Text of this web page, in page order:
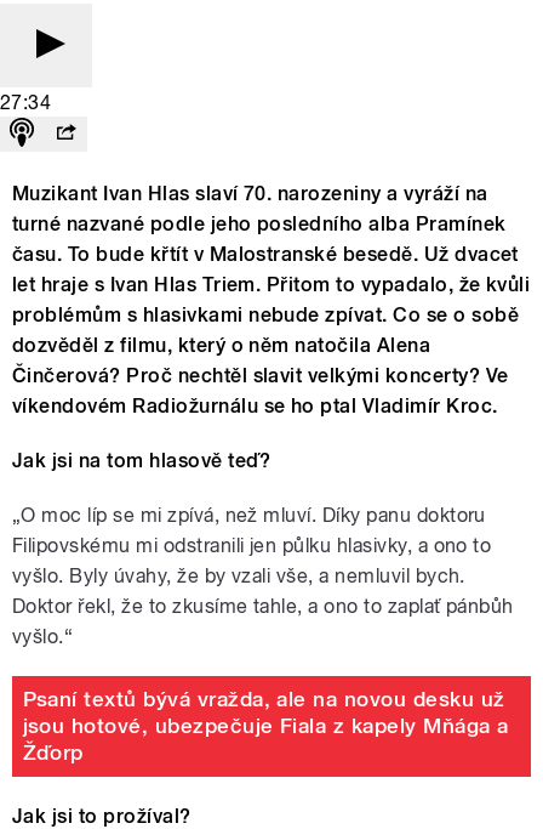
27:34
Muzikant Ivan Hlas slaví 70. narozeniny a vyráží na
turné nazvané podle jeho posledního alba Pramínek
času. To bude křtít v Malostranské besedě. Už dvacet
let hraje s Ivan Hlas Triem. Přitom to vypadalo, že kvůli
problémům s hlasivkami nebude zpívat. Co se o sobě
dozvěděl z filmu, který o něm natočila Alena
Činčerová? Proč nechtěl slavit velkými koncerty? Ve
víkendovém Radiožurnálu se ho ptal Vladimír Kroc.
Jak jsi na tom hlasově teď?
„O moc líp se mi zpívá, než mluví. Díky panu doktoru
Filipovskému mi odstranili jen půlku hlasivky, a ono to
vyšlo. Byly úvahy, že by vzali vše, a nemluvil bych.
Doktor řekl, že to zkusíme tahle, a ono to zaplať pánbůh
vyšlo.“
Psaní textů bývá vražda, ale na novou desku už
jsou hotové, ubezpečuje Fiala z kapely Mňága a
Žďorp
Jak jsi to prožíval?